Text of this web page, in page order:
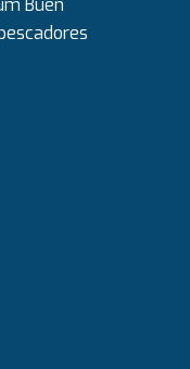
Buen